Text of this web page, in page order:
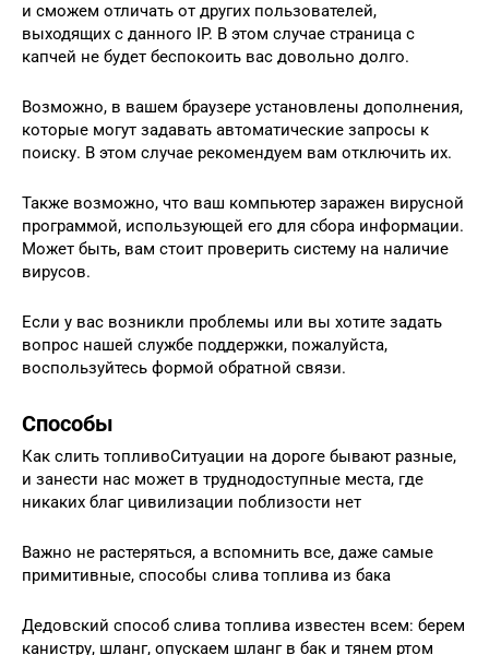
и сможем отличать от других пользователей,
выходящих с данного IP. В этом случае страница с
капчей не будет беспокоить вас довольно долго.
Возможно, в вашем браузере установлены дополнения,
которые могут задавать автоматические запросы к
поиску. В этом случае рекомендуем вам отключить их.
Также возможно, что ваш компьютер заражен вирусной
программой, использующей его для сбора информации.
Может быть, вам стоит проверить систему на наличие
вирусов.
Если у вас возникли проблемы или вы хотите задать
вопрос нашей службе поддержки, пожалуйста,
воспользуйтесь формой обратной связи.
Способы
Как слить топливоСитуации на дороге бывают разные,
и занести нас может в труднодоступные места, где
никаких благ цивилизации поблизости нет
Важно не растеряться, а вспомнить все, даже самые
примитивные, способы слива топлива из бака
Дедовский способ слива топлива известен всем: берем
канистру, шланг, опускаем шланг в бак и тянем ртом